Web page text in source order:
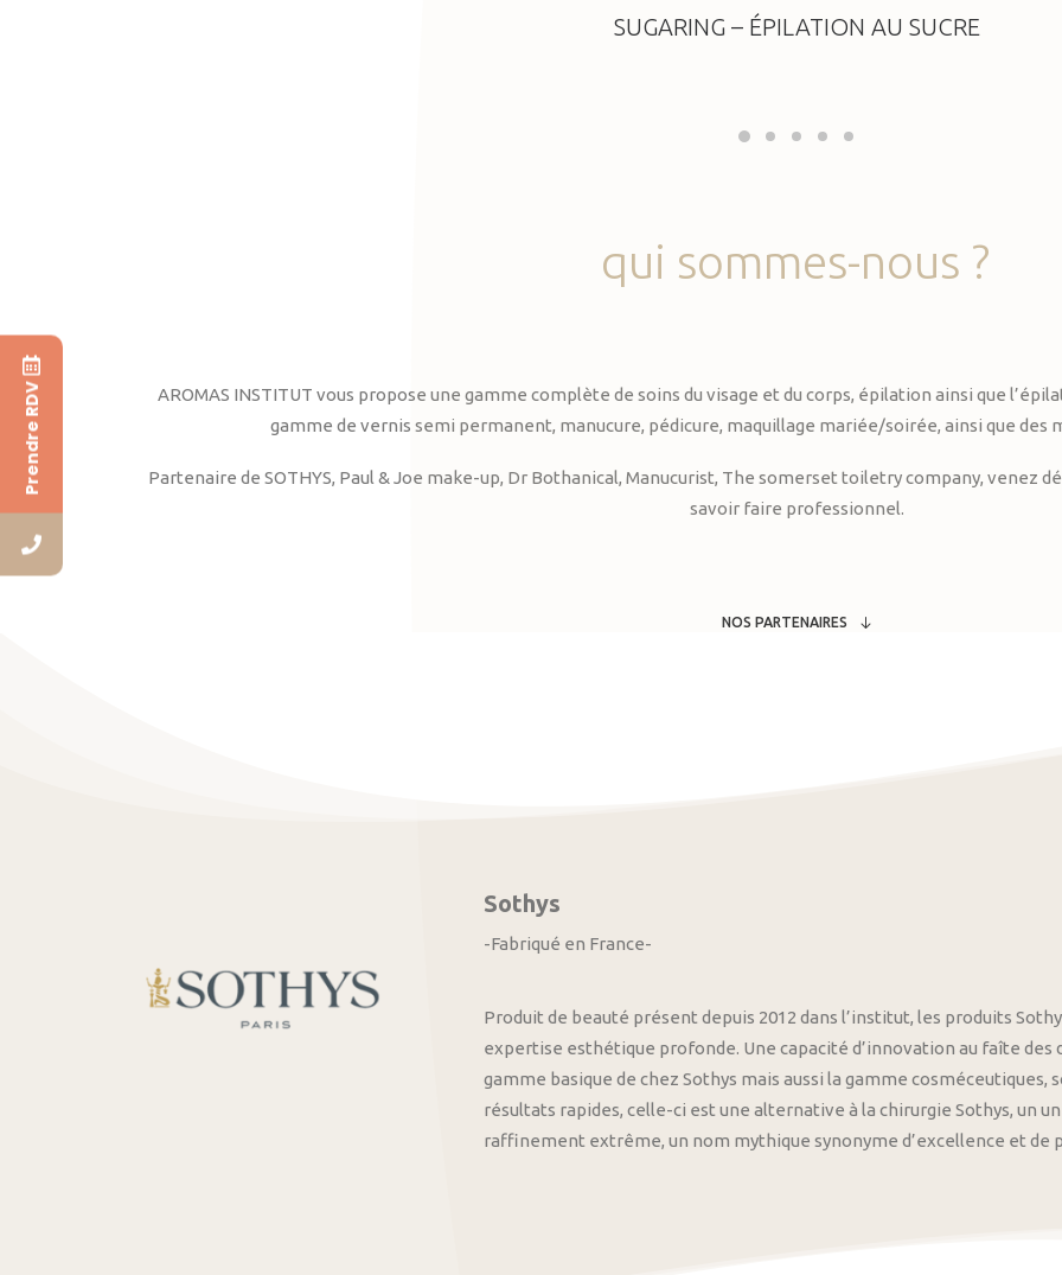
SUGARING – ÉPILATION AU SUCRE
qui sommes-nous ?
AROMAS INSTITUT vous propose une gamme complète de soins du visage et du corps, épilation ainsi que
gamme de vernis semi permanent, manucure, pédicure, maquillage mariée/soirée, ainsi que des
Partenaire de SOTHYS, Paul & Joe make-up, Dr Bothanical, Manucurist, The somerset toiletry company, venez
savoir faire professionnel.
NOS PARTENAIRES
Sothys
-Fabriqué en France-
Produit de beauté présent depuis 2012 dans l’institut, les produits
expertise esthétique profonde. Une capacité d’innovation au faîte
gamme basique de chez Sothys mais aussi la gamme
résultats rapides, celle-ci est une alternative à la chirurgie Sothys, un
raffinement extrême, un nom mythique synonyme d’excellence et de
Prendre RDV